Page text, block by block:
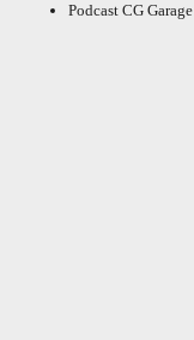
Podcast CG Garage